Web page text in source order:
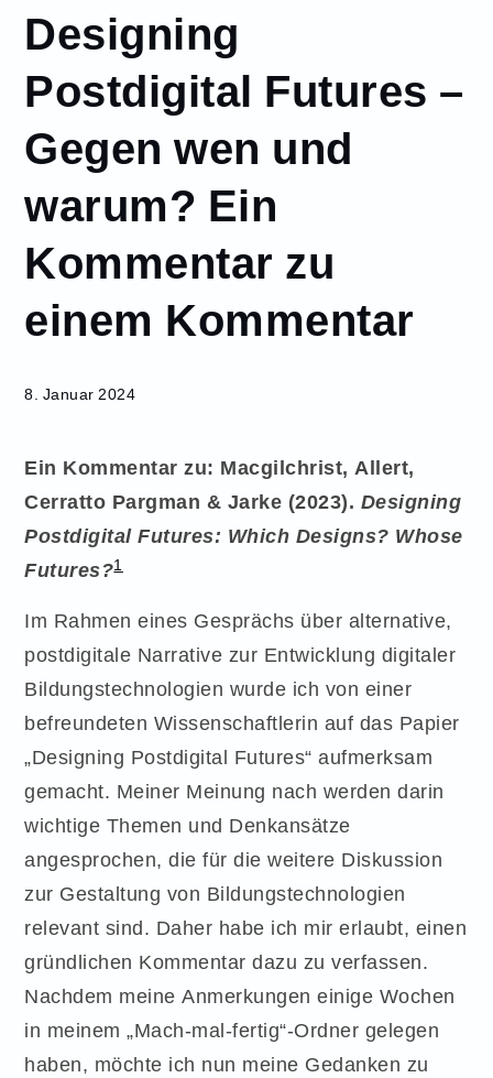
Januar
8
Designing
Postdigital
Futures –
Gegen wen
warum?
Kommentar
Kommentar
Designing
Postdigital Futures –
Gegen wen und
warum? Ein
Kommentar zu
einem Kommentar
8. Januar 2024
Ein Kommentar zu: Macgilchrist, Allert,
Cerratto Pargman & Jarke (2023). Designing
Postdigital Futures: Which Designs? Whose
Futures?1
Im Rahmen eines Gesprächs über alternative,
postdigitale Narrative zur Entwicklung digitaler
Bildungstechnologien wurde ich von einer
befreundeten Wissenschaftlerin auf das Papier
„Designing Postdigital Futures“ aufmerksam
gemacht. Meiner Meinung nach werden darin
wichtige Themen und Denkansätze
angesprochen, die für die weitere Diskussion
zur Gestaltung von Bildungstechnologien
relevant sind. Daher habe ich mir erlaubt, einen
gründlichen Kommentar dazu zu verfassen.
Nachdem meine Anmerkungen einige Wochen
in meinem „Mach-mal-fertig“-Ordner gelegen
haben, möchte ich nun meine Gedanken zu